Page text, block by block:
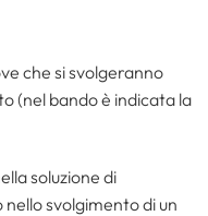
che si svolgeranno
(nel bando è indicata la
soluzione di
svolgimento di un